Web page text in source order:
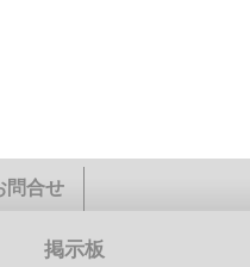
問合せ
掲示板